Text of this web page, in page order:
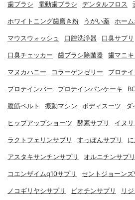
歯ブラシ 電動歯ブラシ デンタルフロス
ホワイトニング歯磨き粉 うがい薬 ホー
マウスウォッシュ 口腔洗浄器 口臭サプリ
口臭チェッカー 歯ブラシ除菌器 歯マニキ
マヌカハニー コラーゲンゼリー プロテイ
プロテインバー プロテインパンケーキ
腹筋ベルト 振動マシン ボディスーツ ダ
ヒップアップショーツ 酵素サプリ イヌ
ラクトフェリンサプリ すっぽんサプリ
アスタキサンチンサプリ オルニチンサプリ
コエンザイムq10サプリ セントジョーンズ
ノコギリヤシサプリ ビオチンサプリ リ